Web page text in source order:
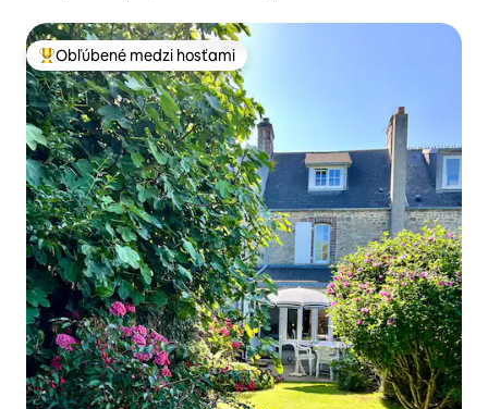
Najobľúbenejšie medzi hosťami
Obľúbené medzi hosťami